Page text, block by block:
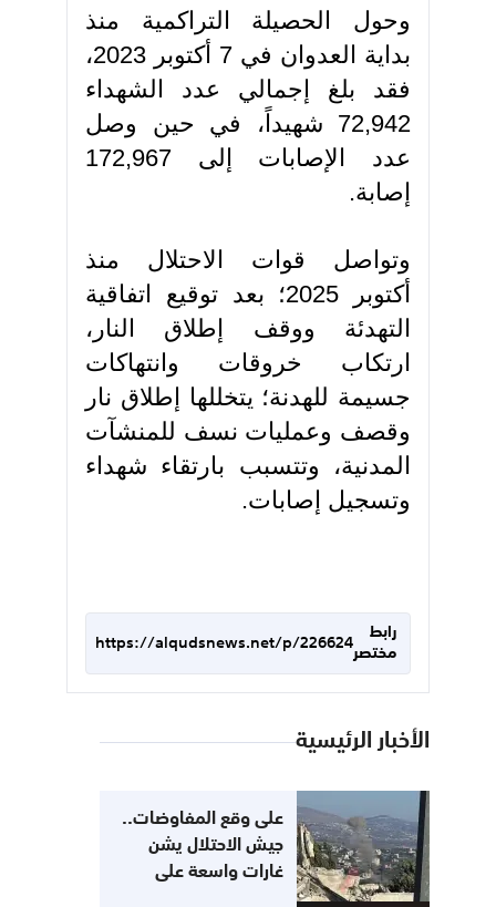
وحول الحصيلة التراكمية منذ
بداية العدوان في 7 أكتوبر 2023،
فقد بلغ إجمالي عدد الشهداء
72,942 شهيداً، في حين وصل
عدد الإصابات إلى 172,967
إصابة.
وتواصل قوات الاحتلال منذ
أكتوبر 2025؛ بعد توقيع اتفاقية
التهدئة ووقف إطلاق النار،
ارتكاب خروقات وانتهاكات
جسيمة للهدنة؛ يتخللها إطلاق نار
وقصف وعمليات نسف للمنشآت
المدنية، وتتسبب بارتقاء شهداء
وتسجيل إصابات.
رابط
مختصر
https://alqudsnews.net/p/226624
الأخبار الرئيسية
على وقع المفاوضات..
جيش الاحتلال يشن
غارات واسعة على